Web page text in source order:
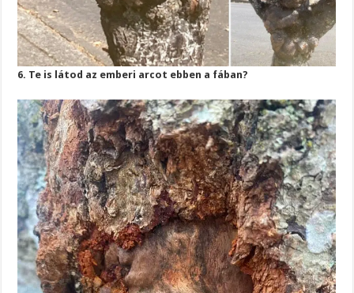
6. Te is látod az emberi arcot ebben a fában?